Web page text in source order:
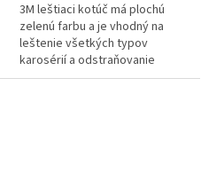
3M leštiaci kotúč má plochú
zelenú farbu a je vhodný na
leštenie všetkých typov
karosérií a odstraňovanie
hologramov. Používa sa na